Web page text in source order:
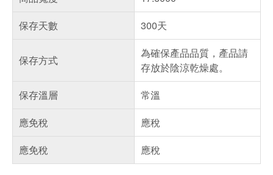
保存天數
300天
保存方式
為確保產品品質，產品請
存放於陰涼乾燥處。
保存溫層
常溫
應免稅
應稅
應免稅
應稅